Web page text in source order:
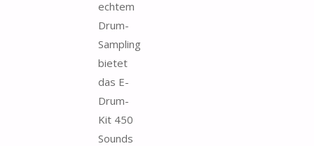
echtem
Drum-
Sampling
bietet
das E-
Drum-
Kit 450
Sounds